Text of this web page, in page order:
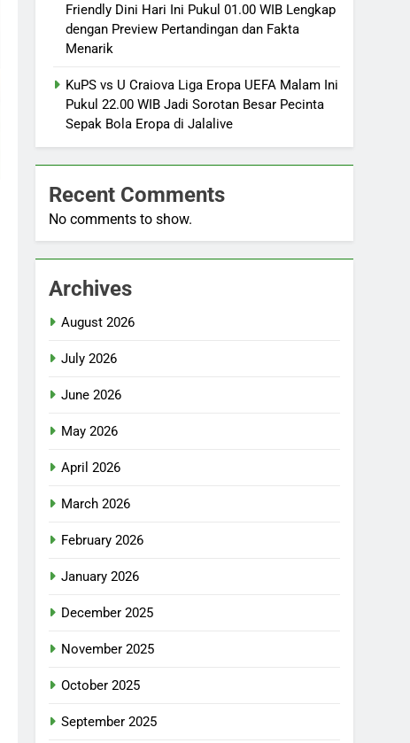
Friendly Dini Hari Ini Pukul 01.00 WIB Lengkap
dengan Preview Pertandingan dan Fakta
Menarik
KuPS vs U Craiova Liga Eropa UEFA Malam Ini
Pukul 22.00 WIB Jadi Sorotan Besar Pecinta
Sepak Bola Eropa di Jalalive
Recent Comments
No comments to show.
Archives
August 2026
July 2026
June 2026
May 2026
April 2026
March 2026
February 2026
January 2026
December 2025
November 2025
October 2025
September 2025